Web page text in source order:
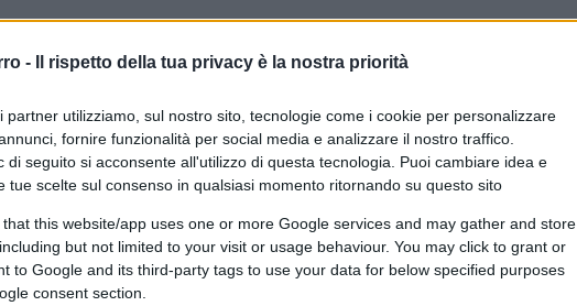
- Il rispetto della tua privacy è la nostra priorità
partner utilizziamo, sul nostro sito, tecnologie come i cookie per personalizzare
fornire funzionalità per social media e analizzare il nostro traffico.
di seguito si acconsente all'utilizzo di questa tecnologia. Puoi cambiare idea e
tue scelte sul consenso in qualsiasi momento ritornando su questo sito
that this website/app uses one or more Google services and may gather and store
but not limited to your visit or usage behaviour. You may click to grant or
to Google and its third-party tags to use your data for below specified purposes
consent section.
investimenti in tecnologie digitali e lo
sì. Ma i professionisti del settore non
che le informazioni sul valore delle
essenziale per le decisioni relative agli
degli stessi manager si fida dei dati
titolo “L’imperativo della trasparenza: